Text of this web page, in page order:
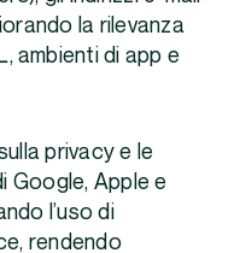
la rilevanza
ambienti di app e
privacy e le
Google, Apple e
l’uso di
rendendo